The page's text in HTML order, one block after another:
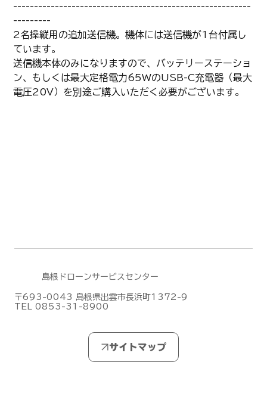
---------------------------------------------------------
---------
2名操縦用の追加送信機。機体には送信機が1台付属し
ています。
送信機本体のみになりますので、バッテリーステーショ
ン、もしくは最大定格電力65WのUSB-C充電器（最大
電圧20V）を別途ご購入いただく必要がございます。
島根ドローンサービスセンター
〒693-0043 島根県出雲市長浜町1372-9
TEL 0853-31-8900